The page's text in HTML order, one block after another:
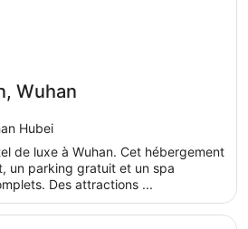
Wuhan
Hubei
de luxe à Wuhan. Cet hébergement
un parking gratuit et un spa
Des attractions ...
fenêtre
Airport by IHG